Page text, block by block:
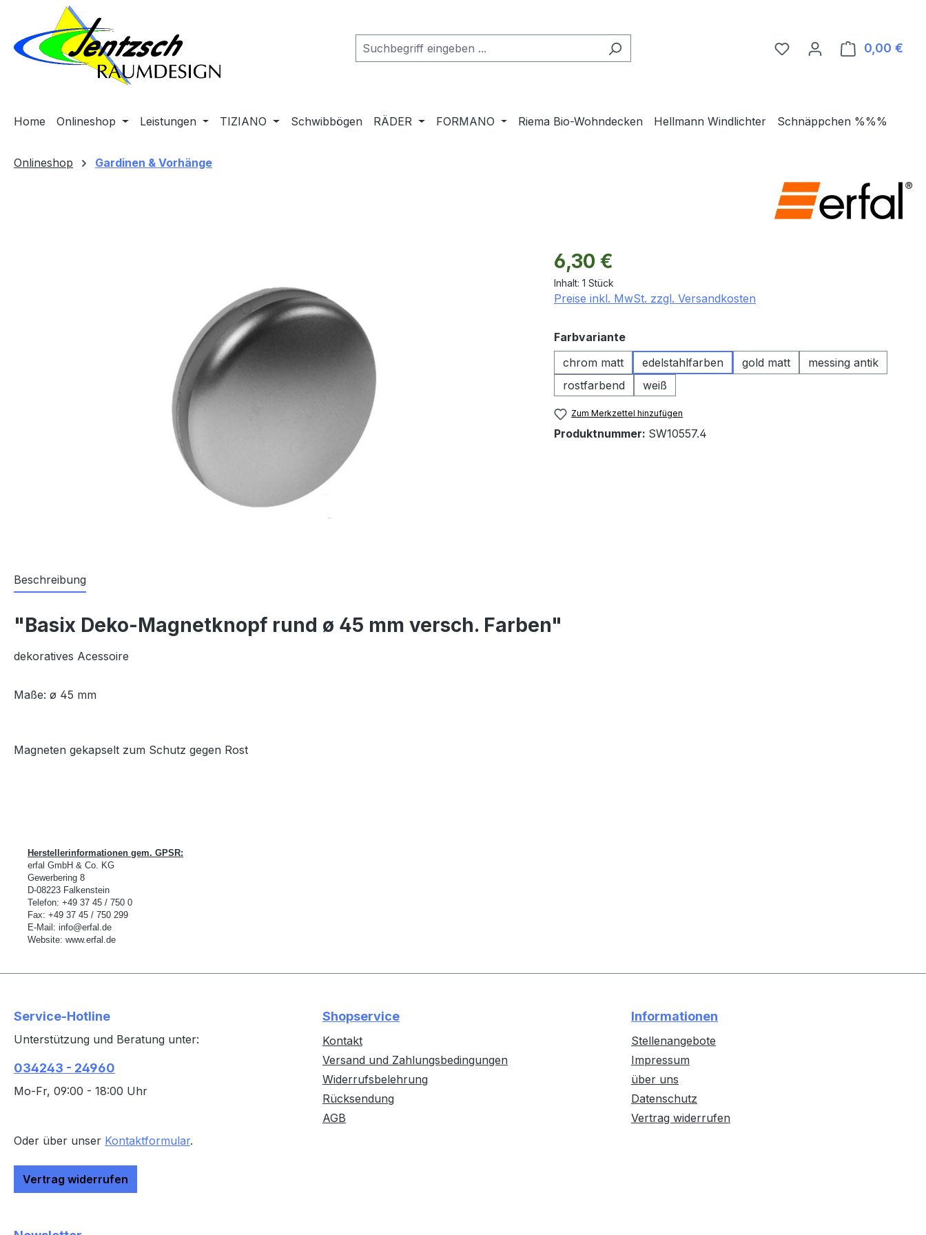
Hauptinhalt springen
Zur Suche springen
Zur Hauptnavigation springen
0,00 €
Home Onlineshop Leistungen TIZIANO Schwibbögen RÄDER FORMANO Riema Bio-Wohndecken Hellmann Windlichter Schnäppchen %%%
Onlineshop Gardinen & Vorhänge
Regulärer Preis:
6,30 €
Inhalt: 1 Stück
Preise inkl. MwSt. zzgl. Versandkosten
Farbvarianteauswählen
chrom matt
edelstahlfarben gold matt
messing antik
rostfarbend
weiß
Zum Merkzettel hinzufügen
Produktnummer: SW10557.4
Beschreibung
"Basix Deko-Magnetknopf rund ø 45 mm versch. Farben"
dekoratives Acessoire
Maße: ø 45 mm
Magneten gekapselt zum Schutz gegen Rost
Herstellerinformationen gem. GPSR:
erfal GmbH & Co. KG
Gewerbering 8
D-08223 Falkenstein
Telefon: +49 37 45 / 750 0
Fax: +49 37 45 / 750 299
E-Mail: info@erfal.de
Website: www.erfal.de
Service-Hotline
Unterstützung und Beratung unter:
034243 - 24960
Mo-Fr, 09:00 - 18:00 Uhr
Oder über unser Kontaktformular.
Vertrag widerrufen
Shopservice
Kontakt
Versand und Zahlungsbedingungen
Widerrufsbelehrung
Rücksendung
AGB
Informationen
Stellenangebote
Impressum
über uns
Datenschutz
Vertrag widerrufen